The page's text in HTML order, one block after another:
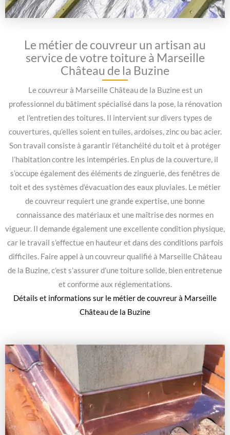
Le métier de couvreur un artisan au
service de votre toiture à Marseille
Château de la Buzine
Le couvreur à Marseille Château de la Buzine est un
professionnel du bâtiment spécialisé dans la pose, la rénovation
et l’entretien des toitures. Il intervient sur divers types de
couvertures, qu’elles soient en tuiles, ardoises, zinc ou bac acier.
Son travail consiste à garantir l’étanchéité du toit et à protéger
l’habitation contre les intempéries. En plus de la couverture, il
s’occupe également des éléments de zinguerie, des fenêtres de
toit et des systèmes d’évacuation des eaux pluviales. Le métier
de couvreur requiert une grande expertise, une bonne
connaissance des matériaux et une maîtrise des normes en
vigueur. Il demande également une excellente condition physique,
car le travail s’effectue en hauteur et dans des conditions parfois
difficiles. Faire appel à un couvreur qualifié à Marseille Château
de la Buzine, c’est s’assurer d’une toiture solide, bien entretenue
et conforme aux réglementations.
Détails et informations sur le métier de couvreur à Marseille
Château de la Buzine